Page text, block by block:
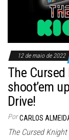
12 de maio de 2022
The
shoot’em
Drive!
Por CARLOS
The Cursed